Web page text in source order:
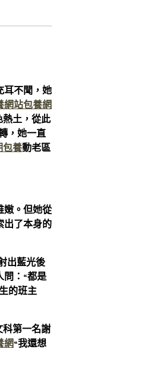
耳不聞，她
網站包養網
熱土，從此
，她一直
包養動老區
嫩。但她從
出了本身的
出藍光後
問：“都是
的班主
科第一名謝
網“我還想